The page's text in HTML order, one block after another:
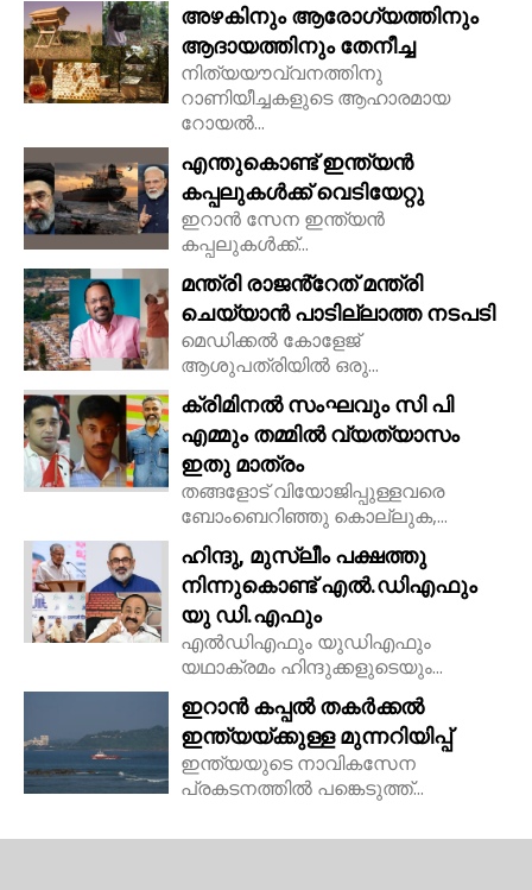
അഴകിനും ആരോഗ്യത്തിനും
ആദായത്തിനും തേനീച്ച
നിത്യയൗവ്വനത്തിനു
റാണിയീച്ചകളുടെ ആഹാരമായ
റോയല്‍...
എന്തുകൊണ്ട് ഇന്ത്യൻ
കപ്പലുകൾക്ക് വെടിയേറ്റു
ഇറാൻ സേന ഇന്ത്യൻ
കപ്പലുകൾക്ക്...
മന്ത്രി രാജൻ്റേത് മന്ത്രി
ചെയ്യാൻ പാടില്ലാത്ത നടപടി
മെഡിക്കൽ കോളേജ്
ആശുപത്രിയിൽ ഒരു...
ക്രിമിനൽ സംഘവും സി പി
എമ്മും തമ്മിൽ വ്യത്യാസം
ഇതു മാത്രം
തങ്ങളോട് വിയോജിപ്പുള്ളവരെ
ബോംബെറിഞ്ഞു കൊല്ലുക,...
ഹിന്ദു, മുസ്ലീം പക്ഷത്തു
നിന്നുകൊണ്ട് എൽ.ഡിഎഫും
യു ഡി.എഫും
എൽഡിഎഫും യുഡിഎഫും
യഥാക്രമം ഹിന്ദുക്കളുടെയും...
ഇറാൻ കപ്പൽ തകർക്കൽ
ഇന്ത്യയ്ക്കുള്ള മുന്നറിയിപ്പ്
ഇന്ത്യയുടെ നാവികസേന
പ്രകടനത്തിൽ പങ്കെടുത്ത്...